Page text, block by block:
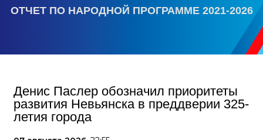
ОТЧЕТ ПО НАРОДНОЙ ПРОГРАММЕ 2021-2026
Денис Паслер обозначил приоритеты
развития Невьянска в преддверии 325-
летия города